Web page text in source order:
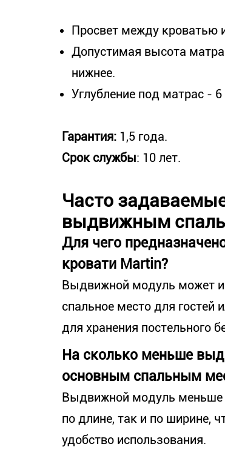
Просвет между кроватью
Допустимая высота
нижнее.
Углубление под матрас -
Гарантия: 1,5 года.
Срок службы: 10 лет.
Часто
выдвижным
Для чего
кровати Martin?
Выдвижной модуль может
спальное место для гостей
для хранения постельного
На сколько меньше
основным спальным
Выдвижной модуль меньше
по длине, так и по ширине,
удобство использования.